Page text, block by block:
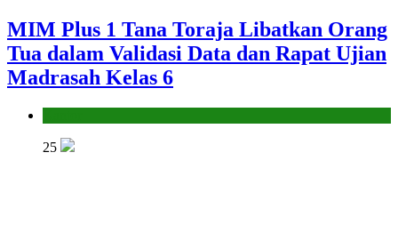
MIM Plus 1 Tana Toraja Libatkan Orang
Tua dalam Validasi Data dan Rapat Ujian
Madrasah Kelas 6
25